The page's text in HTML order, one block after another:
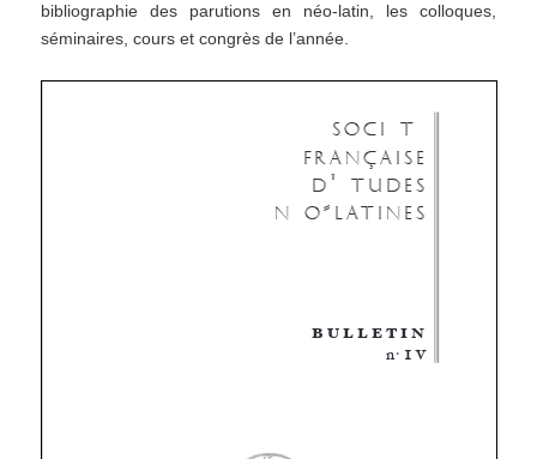
bibliographie des parutions en néo-latin, les colloques,
séminaires, cours et congrès de l’année.